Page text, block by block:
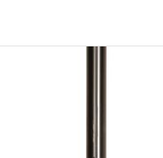
ADD TO CART